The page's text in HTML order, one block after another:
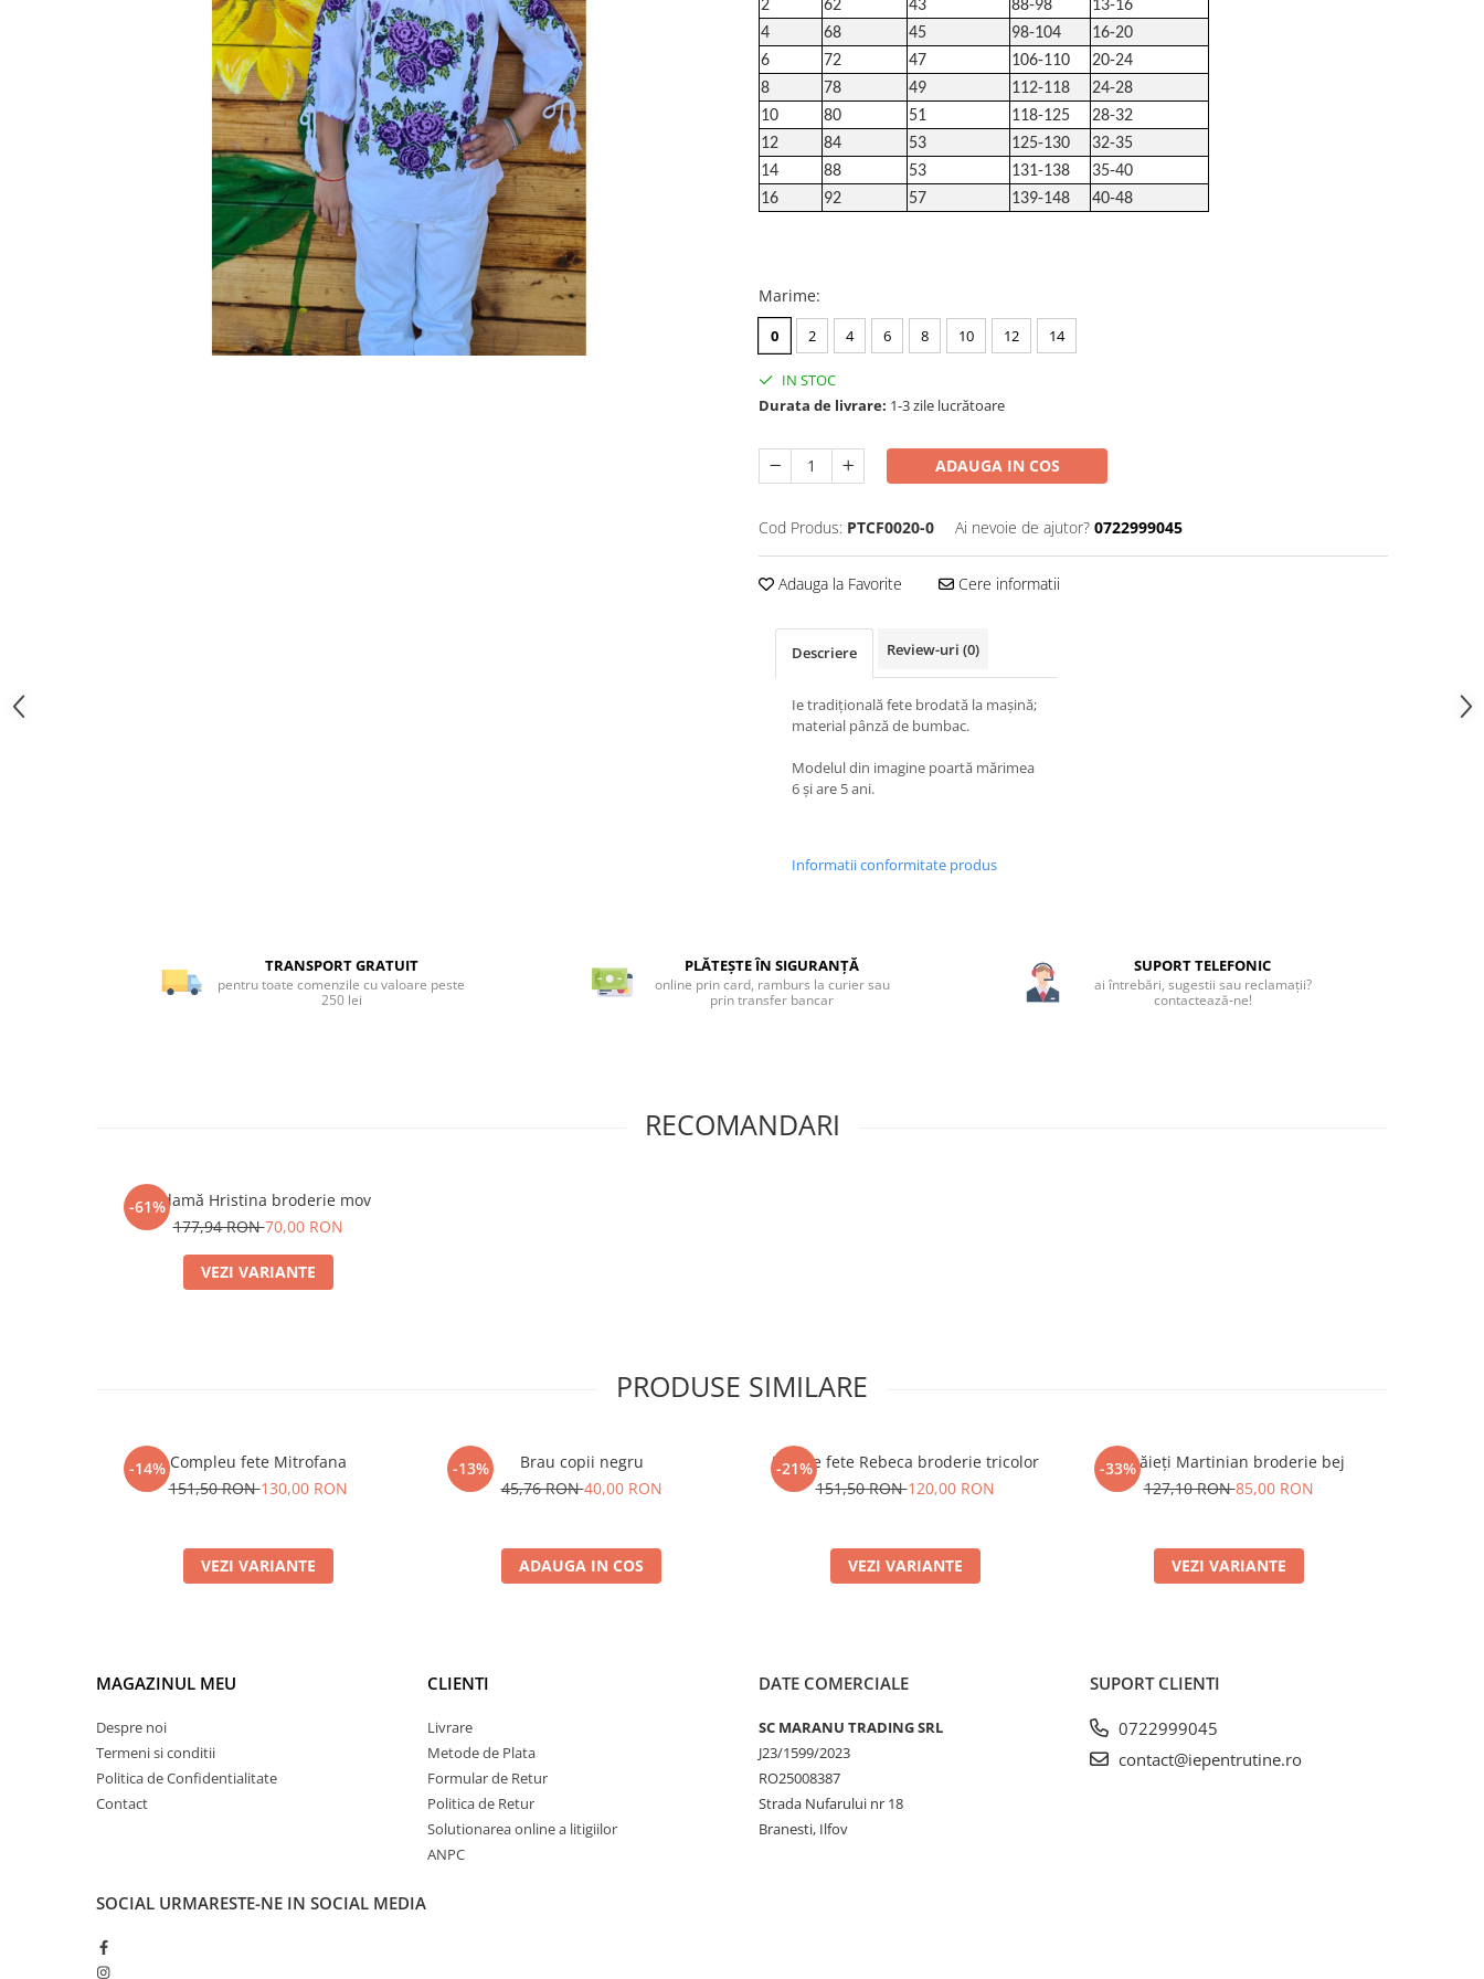
2
62 43 88-98
13-16
4
68 45 98-104
16-20
6
72 47 106-110
20-24
8
78 49 112-118
24-28
10
80 51 118-125
28-32
12
84 53 125-130
32-35
14
88 53 131-138
35-40
16
92 57 139-148 40-48
Marime:
0 2 4 6 8 10 12 14
IN STOC
Durata de livrare: 1-3 zile lucrătoare
ADAUGA IN COS
Cod Produs: PTCF0020-0 Ai nevoie de ajutor? 0722999045
Adauga la Favorite Cere informatii
Descriere Review-uri (0)
Ie tradiţională fete brodată la maşină;
material pânză de bumbac.
Modelul din imagine poartă mărimea
6 și are 5 ani.
Informatii conformitate produs
TRANSPORT GRATUIT
pentru toate comenzile cu valoare peste
250 lei
PLĂTEȘTE ÎN SIGURANȚĂ
online prin card, ramburs la curier sau
prin transfer bancar
SUPORT TELEFONIC
ai întrebări, sugestii sau reclamații?
contactează-ne!
RECOMANDARI
-61%
Ie damă Hristina broderie mov
177,94 RON70,00 RON
VEZI VARIANTE
PRODUSE SIMILARE
-14% Compleu fete Mitrofana
151,50 RON130,00 RON
VEZI VARIANTE
-13%
Brau copii negru
45,76 RON40,00 RON
ADAUGA IN COS
-21%
Rochie fete Rebeca broderie tricolor
151,50 RON120,00 RON
VEZI VARIANTE
-33%
Ie băieți Martinian broderie bej
127,10 RON85,00 RON
VEZI VARIANTE
MAGAZINUL MEU
Despre noi
Termeni si conditii
Politica de Confidentialitate
Contact
CLIENTI
Livrare
Metode de Plata
Formular de Retur
Politica de Retur
Solutionarea online a litigiilor
ANPC
DATE COMERCIALE
SC MARANU TRADING SRL
J23/1599/2023
RO25008387
Strada Nufarului nr 18
Branesti, Ilfov
SUPORT CLIENTI
0722999045
contact@iepentrutine.ro
SOCIAL URMARESTE-NE IN SOCIAL MEDIA